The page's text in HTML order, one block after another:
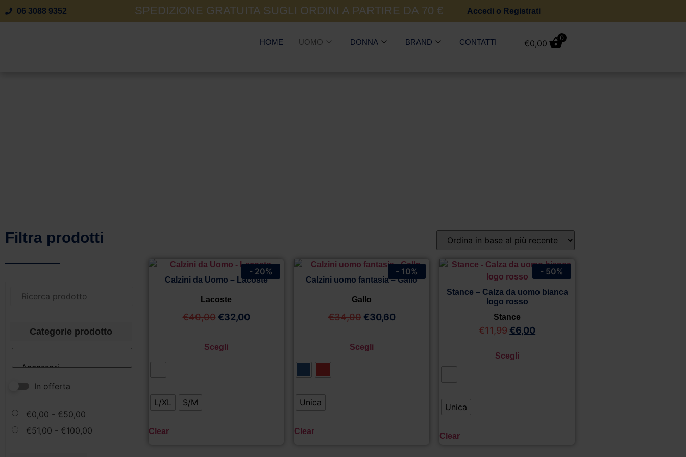
06 3088 9352 SPEDIZIONE GRATUITA SUGLI ORDINI A PARTIRE DA 70 € Accedi o Registrati
HOME UOMO DONNA BRAND CONTATTI €0,00
0
Filtra prodotti
Categorie prodotto
In offerta
€0,00 - €50,00
€51,00 - €100,00
Calzini da Uomo – Lacoste
Lacoste
€40,00 €32,00
Scegli
L/XL S/M
Clear
- 20%
Calzini uomo fantasia – Gallo
Gallo
€34,00 €30,60
Scegli
Unica
Clear
- 10%
Stance – Calza da uomo bianca
logo rosso
Stance
€11,99 €6,00
Scegli
Unica
Clear
- 50%